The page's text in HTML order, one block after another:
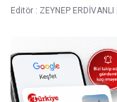
Editör : ZEYNEP ERDİVANLI